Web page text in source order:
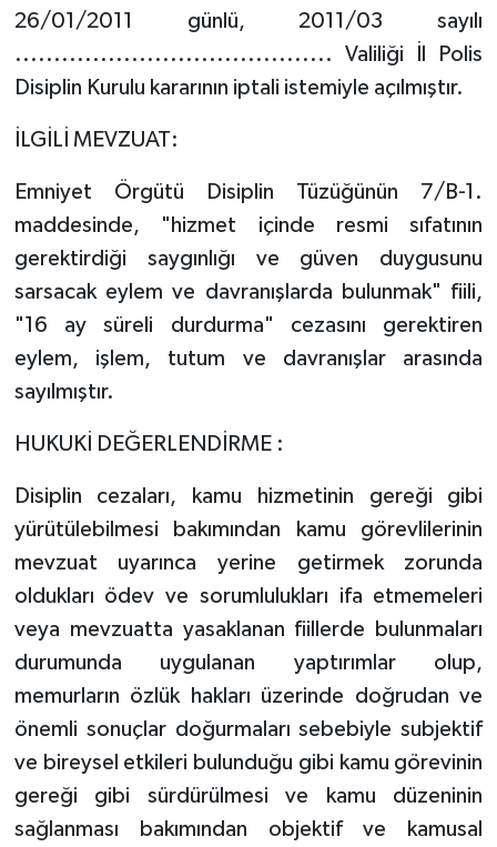
26/01/2011 günlü, 2011/03 sayılı
......................................... Valiliği İl Polis
Disiplin Kurulu kararının iptali istemiyle açılmıştır.
İLGİLİ MEVZUAT:
Emniyet Örgütü Disiplin Tüzüğünün 7/B-1.
maddesinde, "hizmet içinde resmi sıfatının
gerektirdiği saygınlığı ve güven duygusunu
sarsacak eylem ve davranışlarda bulunmak" fiili,
"16 ay süreli durdurma" cezasını gerektiren
eylem, işlem, tutum ve davranışlar arasında
sayılmıştır.
HUKUKİ DEĞERLENDİRME :
Disiplin cezaları, kamu hizmetinin gereği gibi
yürütülebilmesi bakımından kamu görevlilerinin
mevzuat uyarınca yerine getirmek zorunda
oldukları ödev ve sorumlulukları ifa etmemeleri
veya mevzuatta yasaklanan fiillerde bulunmaları
durumunda uygulanan yaptırımlar olup,
memurların özlük hakları üzerinde doğrudan ve
önemli sonuçlar doğurmaları sebebiyle subjektif
ve bireysel etkileri bulunduğu gibi kamu görevinin
gereği gibi sürdürülmesi ve kamu düzeninin
sağlanması bakımından objektif ve kamusal